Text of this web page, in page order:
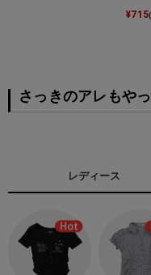
¥715
さっきのアレもや
レディース